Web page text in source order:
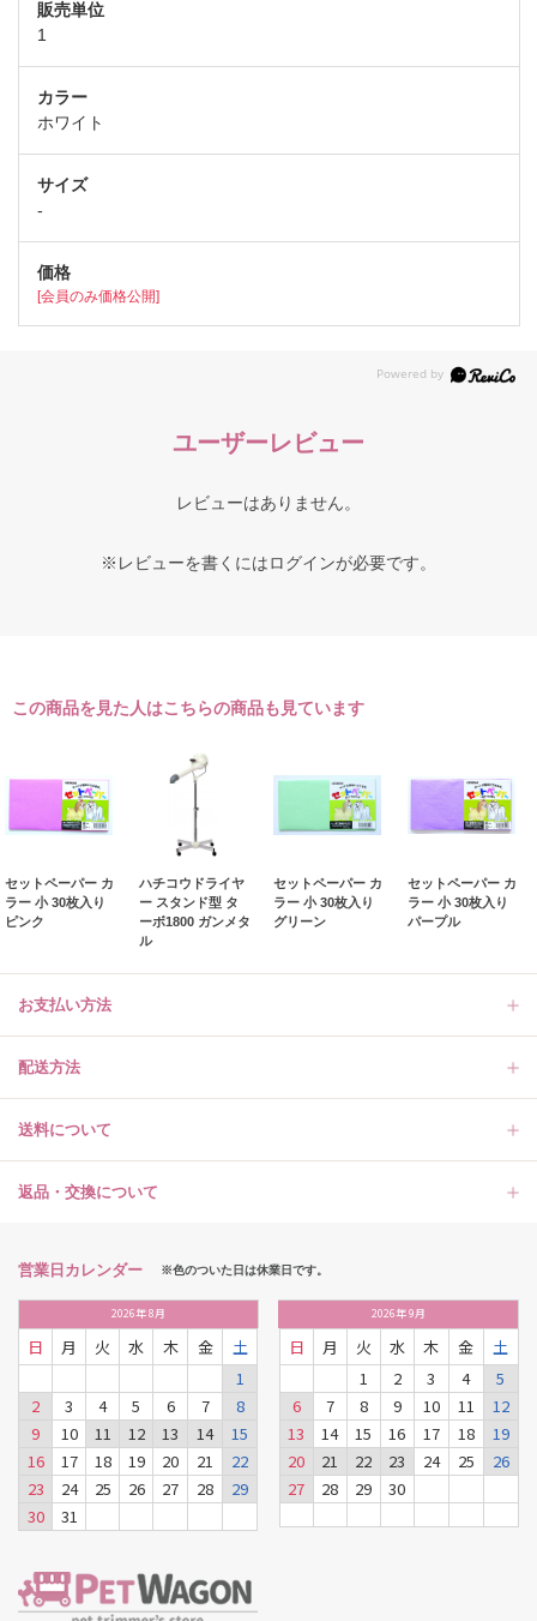
1
ホワイト
-
[会員のみ価格公開]
ユーザーレビュー
レビューはありません。
※レビューを書くにはログインが必要です。
この商品を見た人はこちらの商品も見ています
セットペーパー カ
ラー 小 30枚入り
ピンク
ハチコウドライヤ
ー スタンド型 タ
ーボ1800 ガンメタ
ル
セットペーパー カ
ラー 小 30枚入り
グリーン
セットペーパー カ
ラー 小 30枚入り
パープル
お支払い方法
配送方法
送料について
返品・交換について
営業日カレンダー ※色のついた日は休業日です。
2026年8月
日 月 火 水 木 金
土
1
2
3 4 5 6 7
8
9
10 11 12 13 14
15
16
17 18 19 20 21
22
23
24 25 26 27 28
29
30
31
2026年9月
日 月 火 水 木 金
土
1
2 3 4
5
6
7 8 9 10 11
12
13
14 15 16 17 18
19
20
21 22 23 24 25
26
27
28 29 30